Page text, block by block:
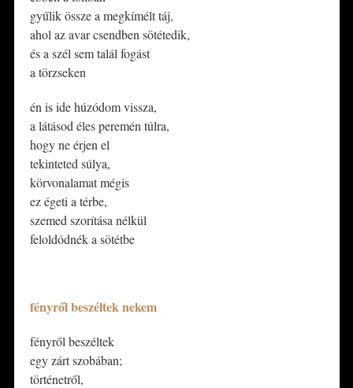
gyűlik össze a megkímélt táj,
ahol az avar csendben sötétedik,
és a szél sem talál fogást
a törzseken
én is ide húzódom vissza,
a látásod éles peremén túlra,
hogy ne érjen el
tekinteted súlya,
körvonalamat mégis
ez égeti a térbe,
szemed szorítása nélkül
feloldódnék a sötétbe
fényről beszéltek nekem
fényről beszéltek
egy zárt szobában;
történetről,